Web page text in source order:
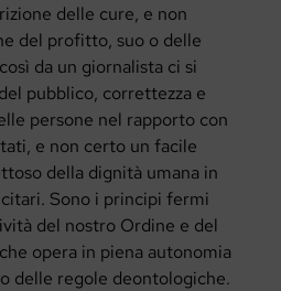
delle cure, e non
del profitto, suo o delle
da un giornalista ci si
pubblico, correttezza e
persone nel rapporto con
e non certo un facile
della dignità umana in
Sono i principi fermi
del nostro Ordine e del
opera in piena autonomia
delle regole deontologiche.